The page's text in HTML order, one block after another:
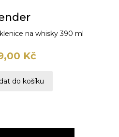
na whisky 390 ml
Kč
do košíku